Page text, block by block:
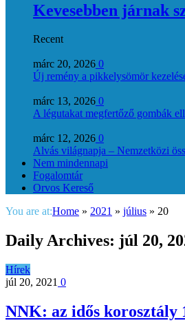
Kevesebben járnak
Recent
márc 20, 2026 0
Új remény a pikkelysömör
márc 13, 2026 0
A légutakat megfertőző gombák
márc 12, 2026 0
Alvás világnapja – Nemzetközi
Nem mindennapi
Fogalomtár
Orvos Kereső
You are at:Home » 2021 » július » 20
Daily Archives: júl 20,
Hírek
júl 20, 2021 0
NNK: az idős korosztály